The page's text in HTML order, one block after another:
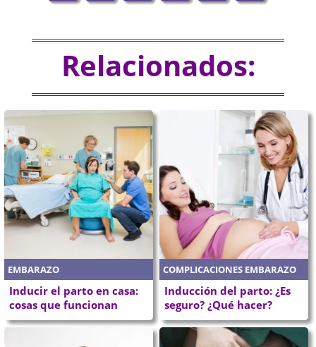
Relacionados:
EMBARAZO
Inducir el parto en casa:
cosas que funcionan
COMPLICACIONES EMBARAZO
Inducción del parto: ¿Es
seguro? ¿Qué hacer?